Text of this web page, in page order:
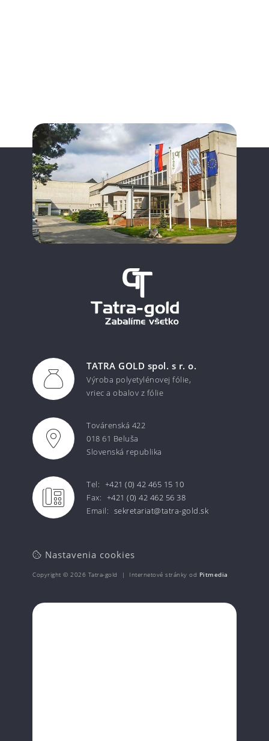
TATRA GOLD spol. s r. o.
Výroba polyetylénovej fólie,
vriec a obalov z fólie
Továrenská 422
018 61 Beluša
Slovenská republika
Tel: +421 (0) 42 465 15 10
Fax: +421 (0) 42 462 56 38
Email: sekretariat@tatra-gold.sk
Nastavenia cookies
Copyright © 2026 Tatra-gold | Internetové stránky od Pitmedia